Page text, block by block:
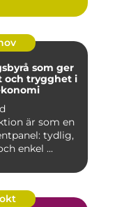
som ger
och trygghet i
är som en
tydlig,
enkel ...